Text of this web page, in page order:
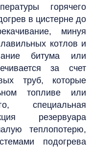
горячего
в цистерне до
минуя
котлов и
битума или
за счет
труб, которые
топливе или
специальная
резервуара
теплопотерю,
подогрева